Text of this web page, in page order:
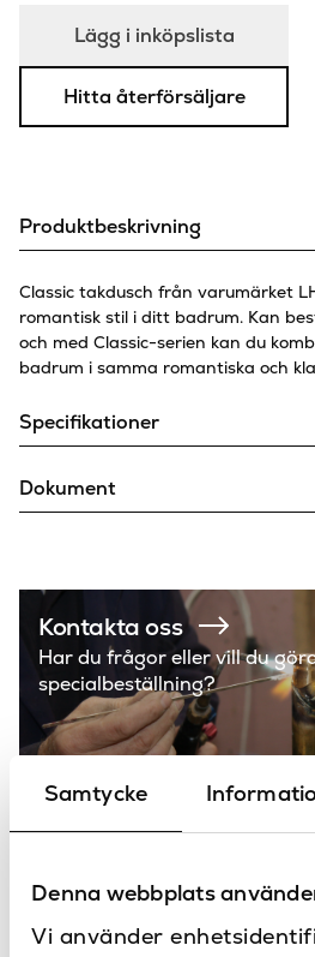
Samtycke
Denna webbplats
Vi använder
Lägg i inköpslista
Hitta återförsäljare
Produktbeskrivning
Classic takdusch från varumärket
romantisk stil i ditt badrum. Kan
och med Classic-serien kan du
badrum i samma romantiska och
Specifikationer
Duschhuvud
Höjd (mm)
Maxtryck
Placering
Produkttyp
Serie
Varumärke
Dokument
Kontakta oss
Har du frågor eller vill du
specialbeställning?
Produkter